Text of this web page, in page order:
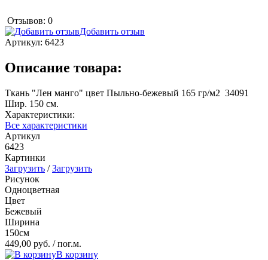
Отзывов: 0
Добавить отзыв
Артикул: 6423
Описание товара:
Ткань "Лен манго" цвет Пыльно-бежевый 165 гр/м2 34091
Шир. 150 см.
Характеристики:
Все характеристики
Артикул
6423
Картинки
Загрузить /Загрузить
Рисунок
Одноцветная
Цвет
Бежевый
Ширина
150см
449,00 руб. / пог.м.
В корзину